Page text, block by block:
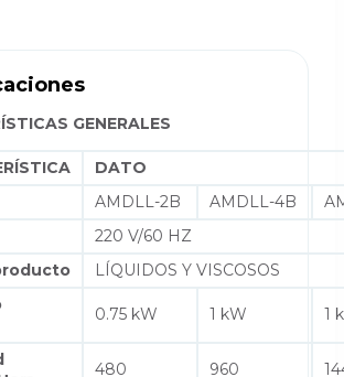
GENERALES
DATO
AMDLL-2B AMDLL-4B
220 V/60 HZ
LÍQUIDOS Y VISCOSOS
0.75 kW 1 kW 1
480 960